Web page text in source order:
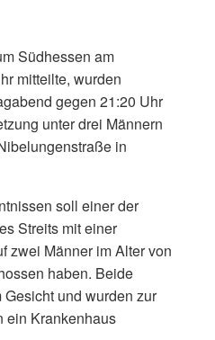
Südhessen am
mitteilte, wurden
gegen 21:20 Uhr
unter drei Männern
in
soll einer der
Streits mit einer
zwei Männer im Alter von
haben. Beide
und wurden zur
ein Krankenhaus